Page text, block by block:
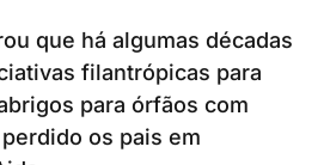
que há algumas décadas
filantrópicas para
para órfãos com
os pais em